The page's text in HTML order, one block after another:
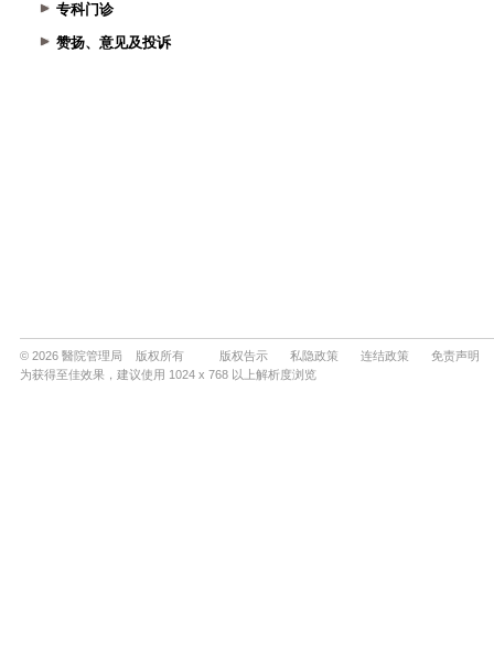
专科门诊
赞扬、意见及投诉
© 2026 醫院管理局 版权所有 版权告示 私隐政策 连结政策
免责声明
为获得至佳效果，建议使用 1024 x 768 以上解析度浏览